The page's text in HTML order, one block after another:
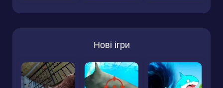
Нові ігри